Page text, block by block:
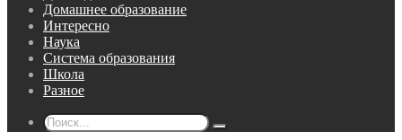
Домашнее образование
Интересно
Наука
Система образования
Школа
Разное
Поиск...